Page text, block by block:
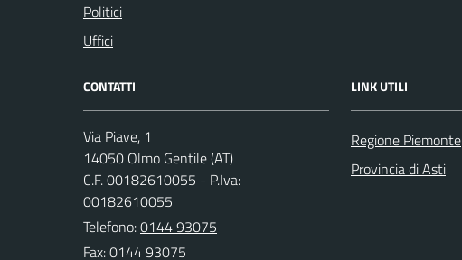
Politici
Uffici
CONTATTI
Via Piave, 1
14050 Olmo Gentile (AT)
C.F. 00182610055 - P.Iva:
00182610055
Telefono:0144 93075
Fax: 0144 93075
LINK UTILI
Regione Piemonte
Provincia di Asti